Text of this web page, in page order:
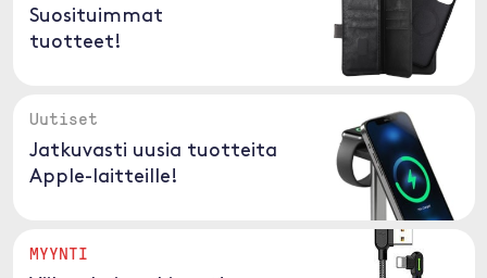
Suosituimmat
tuotteet!
Uutiset
Jatkuvasti uusia tuotteita
Apple-laitteille!
MYYNTI